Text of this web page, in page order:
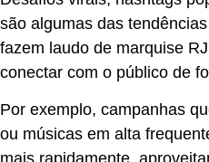
são algumas das
fazem laudo de marquise
conectar com o público de
Por exemplo, campanhas
ou músicas em alta